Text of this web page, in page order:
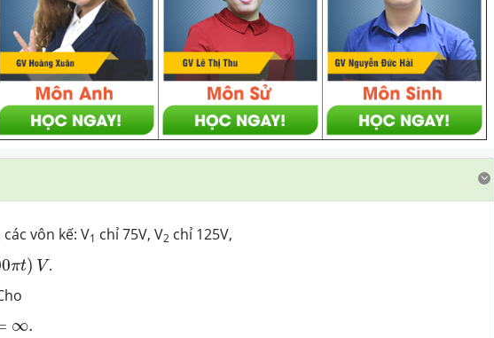
vôn kế: V1 chỉ 75V, V2 chỉ 125V,
πt) V
t)
.
∞.